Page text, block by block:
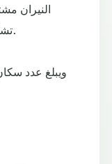
النيران
تشكلت سحابة من الدخان الأسود في الجو.